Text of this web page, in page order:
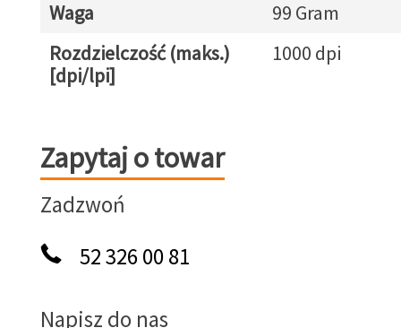
Waga
99 Gram
Rozdzielczość (maks.)
[dpi/lpi]
1000 dpi
Zapytaj o towar
Zapytaj o towar
Zadzwoń
52 326 00 81
Napisz do nas